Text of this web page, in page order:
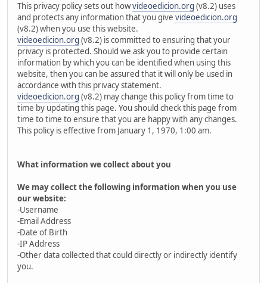
This privacy policy sets out howvideoedicion.org (v8.2) uses
and protects any information that you give videoedicion.org
(v8.2) when you use this website.
videoedicion.org (v8.2) is committed to ensuring that your
privacy is protected. Should we ask you to provide certain
information by which you can be identified when using this
website, then you can be assured that it will only be used in
accordance with this privacy statement.
videoedicion.org (v8.2) may change this policy from time to
time by updating this page. You should check this page from
time to time to ensure that you are happy with any changes.
This policy is effective from January 1, 1970, 1:00 am.
What information we collect about you
We may collect the following information when you use
our website:
-Username
-Email Address
-Date of Birth
-IP Address
-Other data collected that could directly or indirectly identify
you.